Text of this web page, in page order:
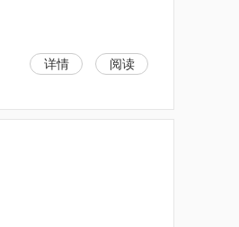
详情
阅读